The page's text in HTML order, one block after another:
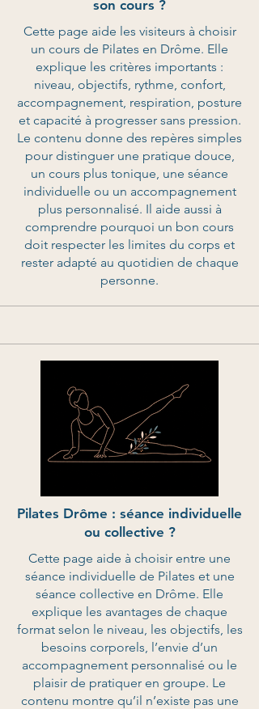
son cours ?
Cette page aide les visiteurs à choisir
un cours de Pilates en Drôme. Elle
explique les critères importants :
niveau, objectifs, rythme, confort,
accompagnement, respiration, posture
et capacité à progresser sans pression.
Le contenu donne des repères simples
pour distinguer une pratique douce,
un cours plus tonique, une séance
individuelle ou un accompagnement
plus personnalisé. Il aide aussi à
comprendre pourquoi un bon cours
doit respecter les limites du corps et
rester adapté au quotidien de chaque
personne.
Pilates Drôme : séance individuelle
ou collective ?
Cette page aide à choisir entre une
séance individuelle de Pilates et une
séance collective en Drôme. Elle
explique les avantages de chaque
format selon le niveau, les objectifs, les
besoins corporels, l’envie d’un
accompagnement personnalisé ou le
plaisir de pratiquer en groupe. Le
contenu montre qu’il n’existe pas une